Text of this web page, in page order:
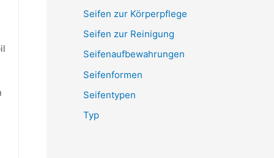
Seifen zur Körperpflege
Seifen zur Reinigung
Seifenaufbewahrungen
Seifenformen
Seifentypen
Typ